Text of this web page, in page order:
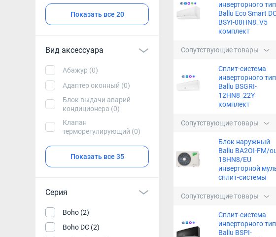
Показать все 20
Вид аксессуара
Абажур (0)
Адаптер оконный (0)
Блок выдачи аварий
кондиционера (0)
Клапан
терморегулирующий (0)
Показать все 35
Серия
Boho (2)
Boho DC (2)
инверторного
Ballu Eco Smart
BSYI-08HN8_V5
комплект
Сопутствующие товары
Сплит-система
инверторного
Ballu BSGRI-
12HN8_22Y
комплект
Сопутствующие товары
Блок наружный
Ballu BA2OI-FM/
18HN8/EU
инверторной
сплит-системы
Сопутствующие товары
Сплит-система
инверторного
Ballu BSPI-